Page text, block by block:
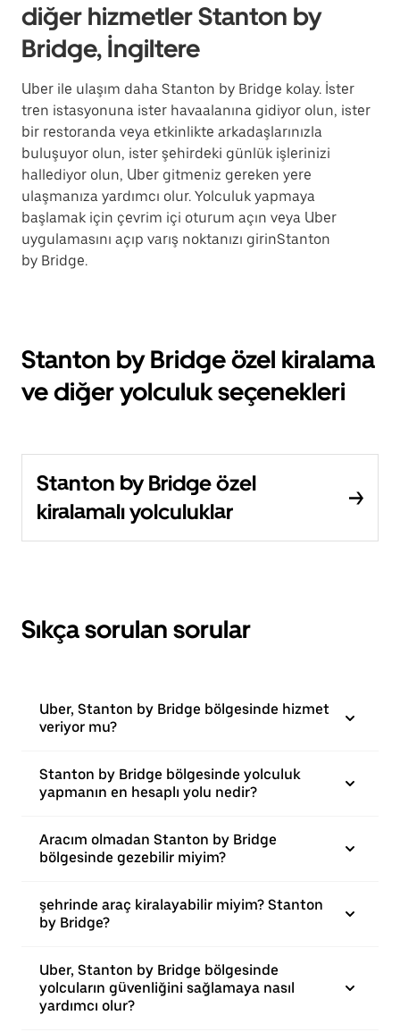
diğer hizmetler Stanton by
Bridge, İngiltere
Uber ile ulaşım daha Stanton by Bridge kolay. İster
tren istasyonuna ister havaalanına gidiyor olun, ister
bir restoranda veya etkinlikte arkadaşlarınızla
buluşuyor olun, ister şehirdeki günlük işlerinizi
hallediyor olun, Uber gitmeniz gereken yere
ulaşmanıza yardımcı olur. Yolculuk yapmaya
başlamak için çevrim içi oturum açın veya Uber
uygulamasını açıp varış noktanızı girinStanton
by Bridge.
Stanton by Bridge özel kiralama
ve diğer yolculuk seçenekleri
Stanton by Bridge özel
kiralamalı yolculuklar
Sıkça sorulan sorular
Uber, Stanton by Bridge bölgesinde hizmet
veriyor mu?
Stanton by Bridge bölgesinde yolculuk
yapmanın en hesaplı yolu nedir?
Aracım olmadan Stanton by Bridge
bölgesinde gezebilir miyim?
şehrinde araç kiralayabilir miyim? Stanton
by Bridge?
Uber, Stanton by Bridge bölgesinde
yolcuların güvenliğini sağlamaya nasıl
yardımcı olur?